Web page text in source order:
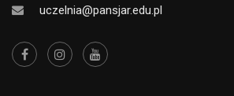
uczelnia@pansjar.edu.pl